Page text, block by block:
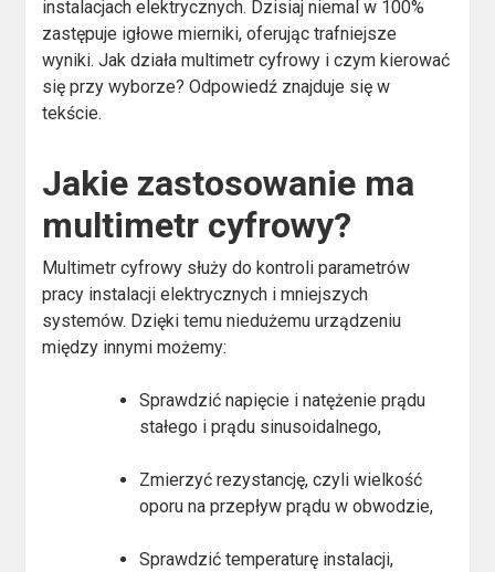
instalacjach elektrycznych. Dzisiaj niemal w 100%
zastępuje igłowe mierniki, oferując trafniejsze
wyniki. Jak działa multimetr cyfrowy i czym kierować
się przy wyborze? Odpowiedź znajduje się w
tekście.
Jakie zastosowanie ma
multimetr cyfrowy?
Multimetr cyfrowy służy do kontroli parametrów
pracy instalacji elektrycznych i mniejszych
systemów. Dzięki temu niedużemu urządzeniu
między innymi możemy:
Sprawdzić napięcie i natężenie prądu
stałego i prądu sinusoidalnego,
Zmierzyć rezystancję, czyli wielkość
oporu na przepływ prądu w obwodzie,
Sprawdzić temperaturę instalacji,